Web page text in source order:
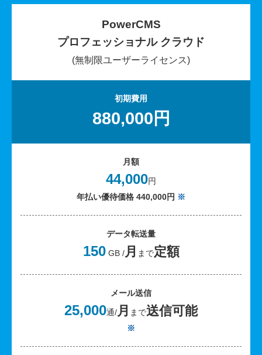
PowerCMS
プロフェッショナル クラウド
(無制限ユーザーライセンス)
初期費用
880,000円
月額
44,000円
年払い優待価格 440,000円 ※
データ転送量
150 GB /月 まで定額
メール送信
25,000通/ 月 まで送信可能
※